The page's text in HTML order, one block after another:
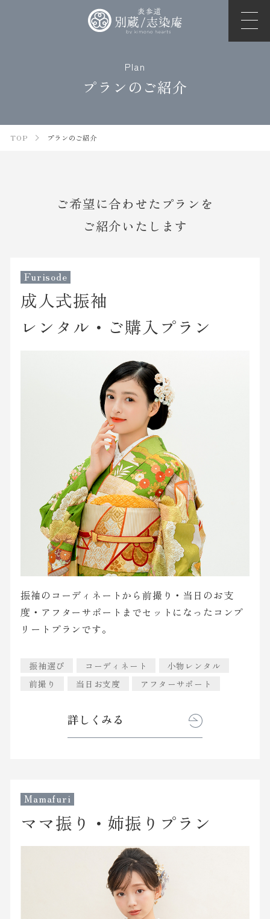
Plan
プランのご紹介
TOP プランのご紹介
ご希望に合わせたプランを
ご紹介いたします
Furisode
成人式振袖
レンタル・ご購入プラン
振袖のコーディネートから前撮り・当日のお支
度・アフターサポートまでセットになったコンプ
リートプランです。
振袖選び コーディネート
小物レンタル
前撮り
当日お支度 アフターサポート
詳しくみる
Mamafuri
ママ振り・姉振りプラン